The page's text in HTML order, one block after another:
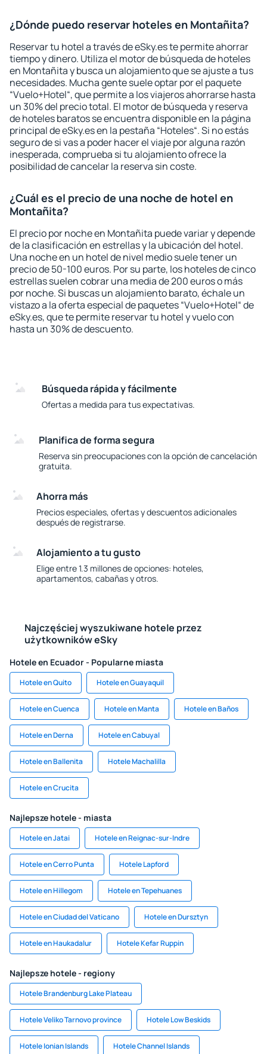
¿Dónde puedo reservar hoteles en Montañita?
Reservar tu hotel a través de eSky.es te permite ahorrar
tiempo y dinero. Utiliza el motor de búsqueda de hoteles
en Montañita y busca un alojamiento que se ajuste a tus
necesidades. Mucha gente suele optar por el paquete
“Vuelo+Hotel“, que permite a los viajeros ahorrarse hasta
un 30% del precio total. El motor de búsqueda y reserva
de hoteles baratos se encuentra disponible en la página
principal de eSky.es en la pestaña “Hoteles“. Si no estás
seguro de si vas a poder hacer el viaje por alguna razón
inesperada, comprueba si tu alojamiento ofrece la
posibilidad de cancelar la reserva sin coste.
¿Cuál es el precio de una noche de hotel en
Montañita?
El precio por noche en Montañita puede variar y depende
de la clasificación en estrellas y la ubicación del hotel.
Una noche en un hotel de nivel medio suele tener un
precio de 50-100 euros. Por su parte, los hoteles de cinco
estrellas suelen cobrar una media de 200 euros o más
por noche. Si buscas un alojamiento barato, échale un
vistazo a la oferta especial de paquetes “Vuelo+Hotel“ de
eSky.es, que te permite reservar tu hotel y vuelo con
hasta un 30% de descuento.
Búsqueda rápida y fácilmente
Ofertas a medida para tus expectativas.
Planifica de forma segura
Reserva sin preocupaciones con la opción de cancelación
gratuita.
Ahorra más
Precios especiales, ofertas y descuentos adicionales
después de registrarse.
Alojamiento a tu gusto
Elige entre 1.3 millones de opciones: hoteles,
apartamentos, cabañas y otros.
Najczęściej wyszukiwane hotele przez
użytkowników eSky
Hotele en Ecuador - Popularne miasta
Hotele en Quito Hotele en Guayaquil
Hotele en Cuenca Hotele en Manta Hotele en Baños
Hotele en Derna Hotele en Cabuyal
Hotele en Ballenita Hotele Machalilla
Hotele en Crucita
Najlepsze hotele - miasta
Hotele en Jatai Hotele en Reignac-sur-Indre
Hotele en Cerro Punta Hotele Lapford
Hotele en Hillegom Hotele en Tepehuanes
Hotele en Ciudad del Vaticano Hotele en Dursztyn
Hotele en Haukadalur Hotele Kefar Ruppin
Najlepsze hotele - regiony
Hotele Brandenburg Lake Plateau
Hotele Veliko Tarnovo province Hotele Low Beskids
Hotele Ionian Islands Hotele Channel Islands